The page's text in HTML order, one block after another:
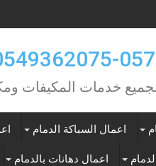
لجميع خدمات
اعمال السباكة الدمام
اعمال دهانات بالدمام